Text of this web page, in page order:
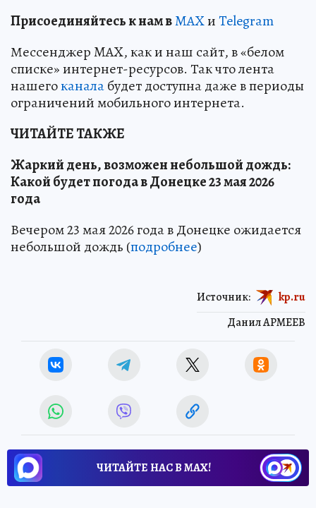
Присоединяйтесь к нам вMAXиTelegram
Мессенджер MAX, как и наш сайт, в «белом
списке» интернет-ресурсов. Так что лента
нашегоканалабудет доступна даже в периоды
ограничений мобильного интернета.
ЧИТАЙТЕ ТАКЖЕ
Жаркий день, возможен небольшой дождь:
Какой будет погода в Донецке 23 мая 2026
года
Вечером 23 мая 2026 года в Донецке ожидается
небольшой дождь (подробнее)
Данил АРМЕЕВ
Источник: kp.ru
ЧИТАЙТЕ НАС В МАХ!